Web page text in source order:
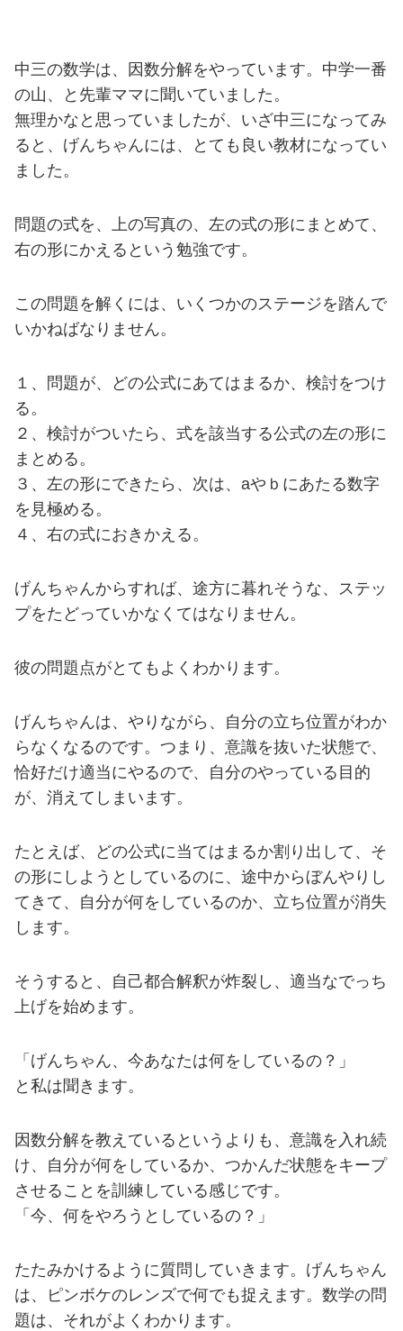
中三の数学は、因数分解をやっています。中学一番
の山、と先輩ママに聞いていました。
無理かなと思っていましたが、いざ中三になってみ
ると、げんちゃんには、とても良い教材になってい
ました。
問題の式を、上の写真の、左の式の形にまとめて、
右の形にかえるという勉強です。
この問題を解くには、いくつかのステージを踏んで
いかねばなりません。
１、問題が、どの公式にあてはまるか、検討をつけ
る。
２、検討がついたら、式を該当する公式の左の形に
まとめる。
３、左の形にできたら、次は、aやｂにあたる数字
を見極める。
４、右の式におきかえる。
げんちゃんからすれば、途方に暮れそうな、ステッ
プをたどっていかなくてはなりません。
彼の問題点がとてもよくわかります。
げんちゃんは、やりながら、自分の立ち位置がわか
らなくなるのです。つまり、意識を抜いた状態で、
恰好だけ適当にやるので、自分のやっている目的
が、消えてしまいます。
たとえば、どの公式に当てはまるか割り出して、そ
の形にしようとしているのに、途中からぼんやりし
てきて、自分が何をしているのか、立ち位置が消失
します。
そうすると、自己都合解釈が炸裂し、適当なでっち
上げを始めます。
「げんちゃん、今あなたは何をしているの？」
と私は聞きます。
因数分解を教えているというよりも、意識を入れ続
け、自分が何をしているか、つかんだ状態をキープ
させることを訓練している感じです。
「今、何をやろうとしているの？」
たたみかけるように質問していきます。げんちゃん
は、ピンボケのレンズで何でも捉えます。数学の問
題は、それがよくわかります。